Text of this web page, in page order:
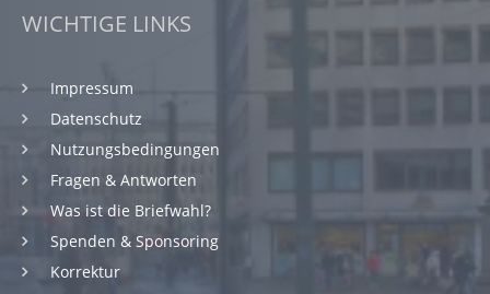
WICHTIGE LINKS
Impressum
Datenschutz
Nutzungsbedingungen
Fragen & Antworten
Was ist die Briefwahl?
Spenden & Sponsoring
Korrektur